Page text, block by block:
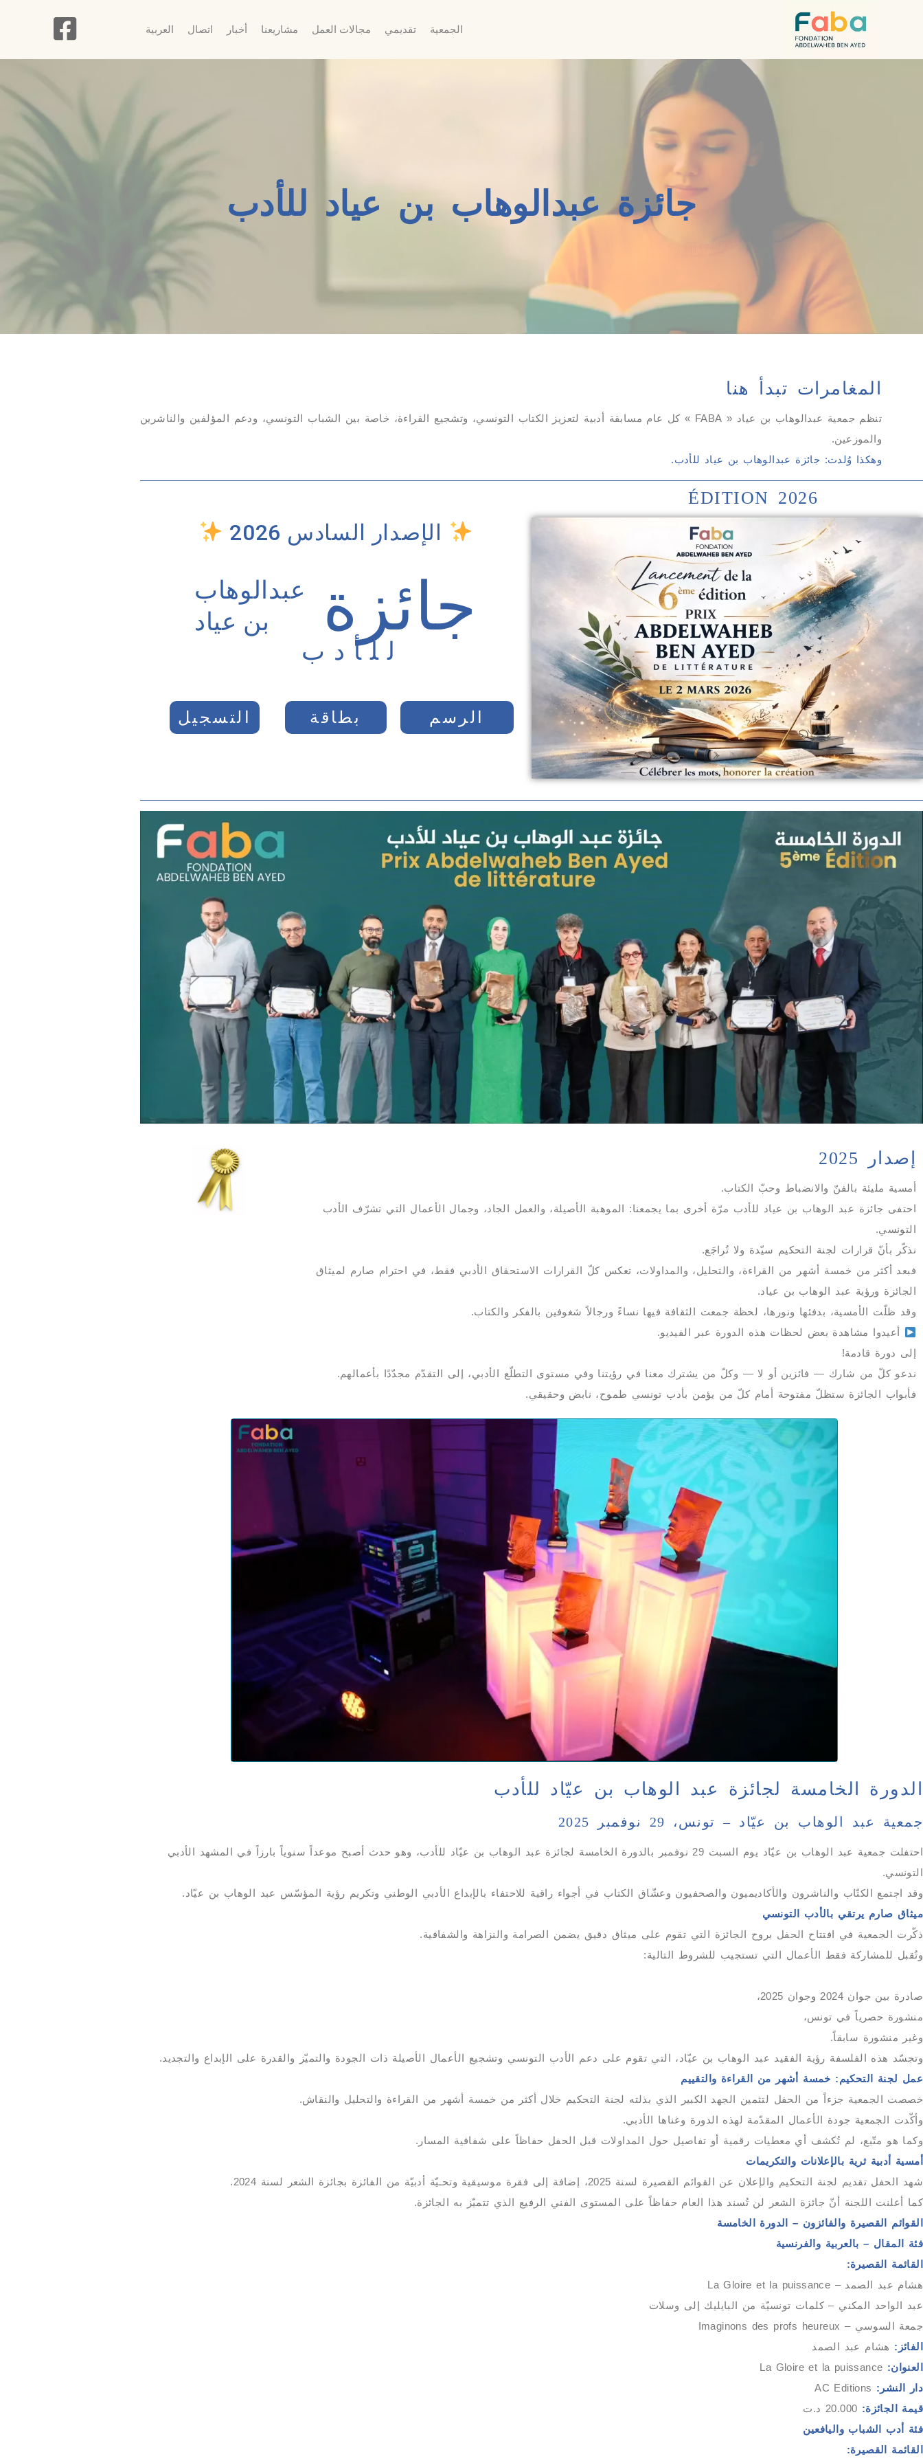
الجمعية تقديمي مجالات العمل مشاريعنا أخبار اتصال العربية
جائزة عبدالوهاب بن عياد للأدب
المغامرات تبدأ هنا
تنظم جمعية عبدالوهاب بن عياد « FABA » كل عام مسابقة أدبية لتعزيز الكتاب التونسي، وتشجيع القراءة، خاصة بين الشباب التونسي، ودعم المؤلفين والناشرين
والموزعين.
وهكذا وُلدت: جائزة عبدالوهاب بن عياد للأدب.
ÉDITION 2026
الإصدار السادس 2026
جائزة
عبدالوهاب
بن عياد
للأدب
الرسم بطاقة التسجيل
إصدار 2025
أمسية مليئة بالفنّ والانضباط وحبّ الكتاب.
احتفى جائزة عبد الوهاب بن عياد للأدب مرّة أخرى بما يجمعنا: الموهبة الأصيلة، والعمل الجاد، وجمال الأعمال التي تشرّف الأدب
التونسي.
نذكّر بأنّ قرارات لجنة التحكيم سيّدة ولا تُراجَع.
فبعد أكثر من خمسة أشهر من القراءة، والتحليل، والمداولات، تعكس كلّ القرارات الاستحقاق الأدبي فقط، في احترام صارم لميثاق
الجائزة ورؤية عبد الوهاب بن عياد.
وقد ظلّت الأمسية، بدفئها ونورها، لحظة جمعت الثقافة فيها نساءً ورجالاً شغوفين بالفكر والكتاب.
أعيدوا مشاهدة بعض لحظات هذه الدورة عبر الفيديو.
إلى دورة قادمة!
ندعو كلّ من شارك — فائزين أو لا — وكلّ من يشترك معنا في رؤيتنا وفي مستوى التطلّع الأدبي، إلى التقدّم مجدّدًا بأعمالهم.
فأبواب الجائزة ستظلّ مفتوحة أمام كلّ من يؤمن بأدب تونسي طموح، نابض وحقيقي.
الدورة الخامسة لجائزة عبد الوهاب بن عيّاد للأدب
جمعية عبد الوهاب بن عيّاد – تونس، 29 نوفمبر 2025
احتفلت جمعية عبد الوهاب بن عيّاد يوم السبت 29 نوفمبر بالدورة الخامسة لجائزة عبد الوهاب بن عيّاد للأدب، وهو حدث أصبح موعداً سنوياً بارزاً في المشهد الأدبي
التونسي.
وقد اجتمع الكتّاب والناشرون والأكاديميون والصحفيون وعشّاق الكتاب في أجواء راقية للاحتفاء بالإبداع الأدبي الوطني وتكريم رؤية المؤسّس عبد الوهاب بن عيّاد.
ميثاق صارم يرتقي بالأدب التونسي
ذكّرت الجمعية في افتتاح الحفل بروح الجائزة التي تقوم على ميثاق دقيق يضمن الصرامة والنزاهة والشفافية.
وتُقبل للمشاركة فقط الأعمال التي تستجيب للشروط التالية:
صادرة بين جوان 2024 وجوان 2025،
منشورة حصرياً في تونس،
وغير منشورة سابقاً.
وتجسّد هذه الفلسفة رؤية الفقيد عبد الوهاب بن عيّاد، التي تقوم على دعم الأدب التونسي وتشجيع الأعمال الأصيلة ذات الجودة والتميّز والقدرة على الإبداع والتجديد.
عمل لجنة التحكيم: خمسة أشهر من القراءة والتقييم
خصصت الجمعية جزءاً من الحفل لتثمين الجهد الكبير الذي بذلته لجنة التحكيم خلال أكثر من خمسة أشهر من القراءة والتحليل والنقاش.
وأكّدت الجمعية جودة الأعمال المقدّمة لهذه الدورة وغناها الأدبي.
وكما هو متّبع، لم تُكشف أي معطيات رقمية أو تفاصيل حول المداولات قبل الحفل حفاظاً على شفافية المسار.
أمسية أدبية ثرية بالإعلانات والتكريمات
شهد الحفل تقديم لجنة التحكيم والإعلان عن القوائم القصيرة لسنة 2025، إضافة إلى فقرة موسيقية وتحـيّة أدبيّة من الفائزة بجائزة الشعر لسنة 2024.
كما أعلنت اللجنة أنّ جائزة الشعر لن تُسند هذا العام حفاظاً على المستوى الفني الرفيع الذي تتميّز به الجائزة.
القوائم القصيرة والفائزون – الدورة الخامسة
فئة المقال – بالعربية والفرنسية
القائمة القصيرة:
هشام عبد الصمد – La Gloire et la puissance
عبد الواحد المكني – كلمات تونسيّة من البايليك إلى وسلات
جمعة السوسي – Imaginons des profs heureux
الفائز: هشام عبد الصمد
العنوان:
دار النشر:
قيمة الجائزة:
فئة أدب الشباب واليافعين
القائمة القصيرة: